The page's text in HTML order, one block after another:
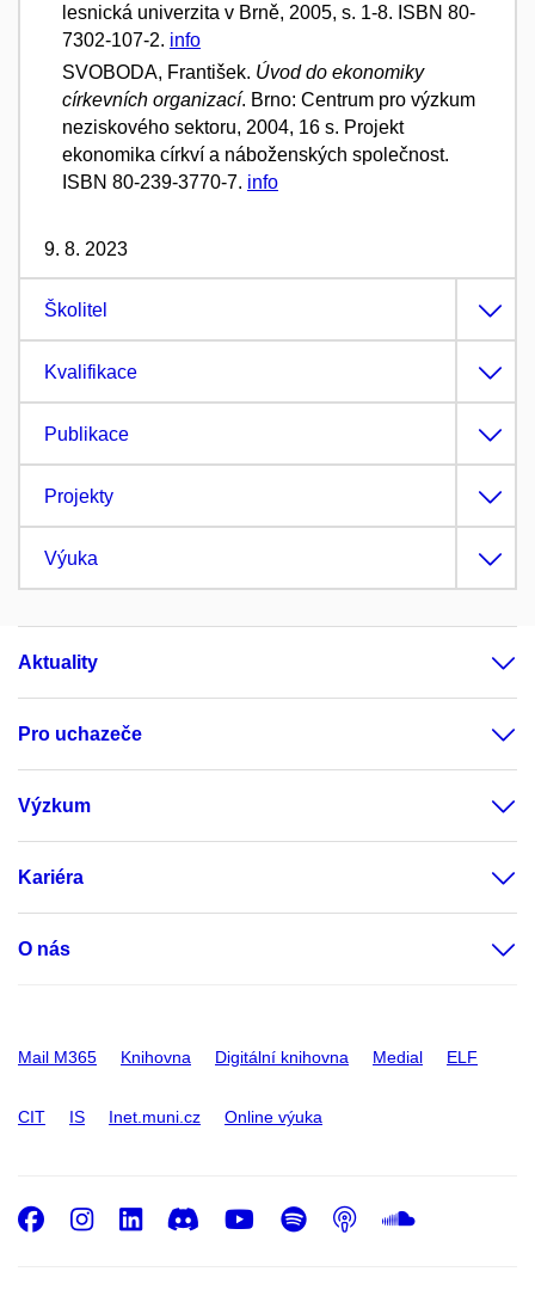
lesnická univerzita v Brně, 2005, s. 1-8. ISBN 80-
7302-107-2. info
SVOBODA, František. Úvod do ekonomiky
církevních organizací. Brno: Centrum pro výzkum
neziskového sektoru, 2004, 16 s. Projekt
ekonomika církví a náboženských společnost.
ISBN 80-239-3770-7. info
9. 8. 2023
Školitel
Kvalifikace
Publikace
Projekty
Výuka
Aktuality
Pro uchazeče
Výzkum
Kariéra
O nás
Mail M365 Knihovna Digitální knihovna Medial ELF
CIT IS Inet.muni.cz Online výuka
Facebook
Instagram
LinkedIn
DiscordYoutube
Spotify
Podcast